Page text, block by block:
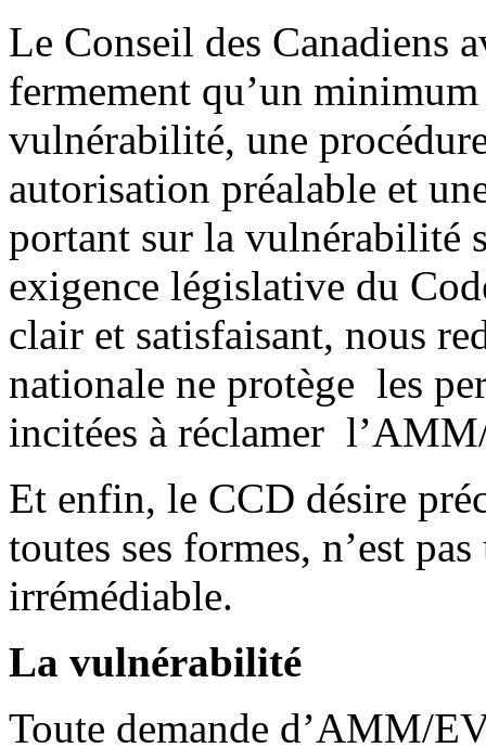
Le Conseil des Canadiens
fermement qu’un
vulnérabilité, une
autorisation préalable et
portant sur la vulnérabilité
exigence législative du
clair et satisfaisant, nous
nationale ne protège les
incitées à réclamer
Et enfin, le CCD désire
toutes ses formes, n’est
irrémédiable.
La vulnérabilité
Toute demande d’AMM/